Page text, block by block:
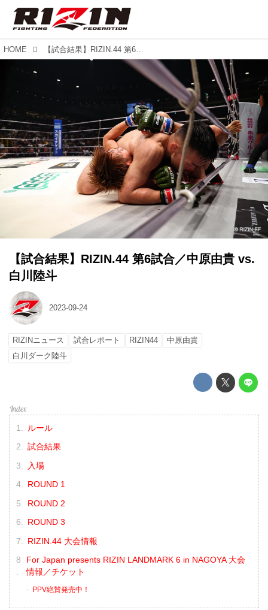
HOME 【試合結果】RIZIN.44 第6試合／中原由貴 vs. 白川陸斗
【試合結果】RIZIN.44 第6試合／中原由貴 vs.
白川陸斗
2023-09-24
RIZINニュース 試合レポート RIZIN44
中原由貴
白川ダーク陸斗
ルール
試合結果
入場
ROUND 1
ROUND 2
ROUND 3
RIZIN.44 大会情報
For Japan presents RIZIN LANDMARK 6 in NAGOYA 大会
情報／チケット
PPV絶賛発売中！